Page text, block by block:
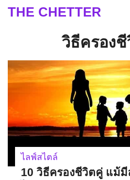
SkipTHE CHETTER
วิธีครอง
ไลฟ์สไตล์
10 วิธีครองชีวิตคู่ แม้